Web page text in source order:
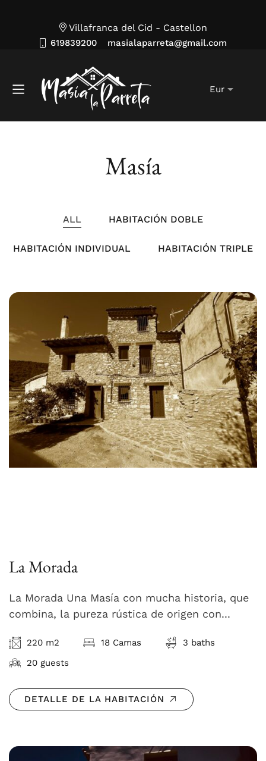
Villafranca del Cid - Castellon
619839200 masialaparreta@gmail.com
Masía
ALL HABITACIÓN DOBLE
HABITACIÓN INDIVIDUAL HABITACIÓN TRIPLE
La Morada
La Morada Una Masía con mucha historia, que
combina, la pureza rústica de origen con...
220 m2 18 Camas
3 baths
20 guests
DETALLE DE LA HABITACIÓN